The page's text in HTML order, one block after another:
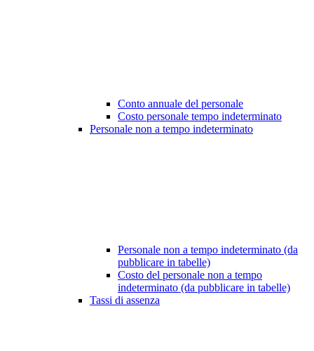
Conto annuale del personale
Costo personale tempo indeterminato
Personale non a tempo indeterminato
Personale non a tempo indeterminato (da
pubblicare in tabelle)
Costo del personale non a tempo
indeterminato (da pubblicare in tabelle)
Tassi di assenza